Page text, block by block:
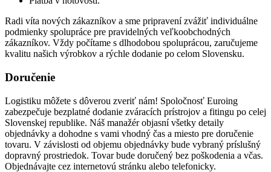
Radi víta nových zákazníkov a sme pripravení zvážiť individuálne
podmienky spolupráce pre pravidelných veľkoobchodných
zákazníkov. Vždy počítame s dlhodobou spoluprácou, zaručujeme
kvalitu našich výrobkov a rýchle dodanie po celom Slovensku.
Doručenie
Logistiku môžete s dôverou zveriť nám! Spoločnosť Euroing
zabezpečuje bezplatné dodanie zváracích prístrojov a fitingu po celej
Slovenskej republike. Náš manažér objasní všetky detaily
objednávky a dohodne s vami vhodný čas a miesto pre doručenie
tovaru. V závislosti od objemu objednávky bude vybraný príslušný
dopravný prostriedok. Tovar bude doručený bez poškodenia a včas.
Objednávajte cez internetovú stránku alebo telefonicky.